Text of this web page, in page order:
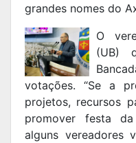
grandes nomes do
O
(UB)
votações. “Se a
projetos, recursos
promover festa
alguns vereadores